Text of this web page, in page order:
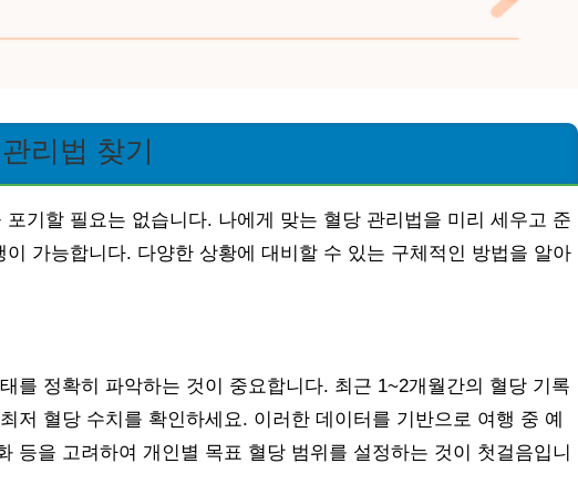
리법 찾기
기할 필요는 없습니다. 나에게 맞는 혈당 관리법을 미리 세우고 준
가능합니다. 다양한 상황에 대비할 수 있는 구체적인 방법을 알아
를 정확히 파악하는 것이 중요합니다. 최근 1~2개월간의 혈당 기록
저 혈당 수치를 확인하세요. 이러한 데이터를 기반으로 여행 중 예
등을 고려하여 개인별 목표 혈당 범위를 설정하는 것이 첫걸음입니